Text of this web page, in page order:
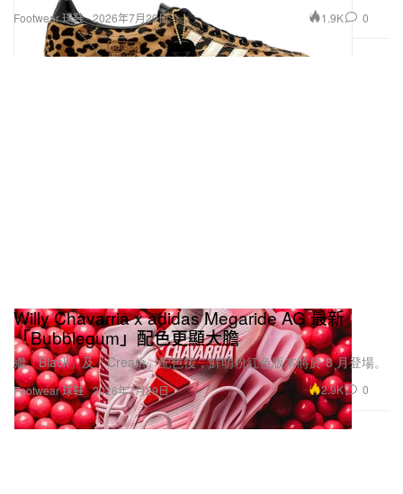
Footwear 球鞋 2026年7月29日 1.9K 0
Footwear 球鞋
Willy Chavarria x adidas Megaride AG 最新
「Bubblegum」配色更顯大膽
繼「Black」及「Cream」配色後，鮮明粉紅色版本將於 8 月登場。
2026年7月29日 2.9K 0